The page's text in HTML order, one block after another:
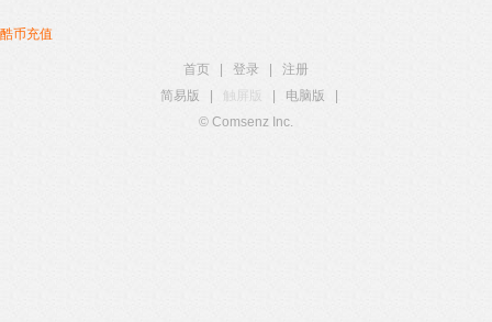
酷币充值
首页 登录
注册
简易版
触屏版 电脑版
© Comsenz Inc.